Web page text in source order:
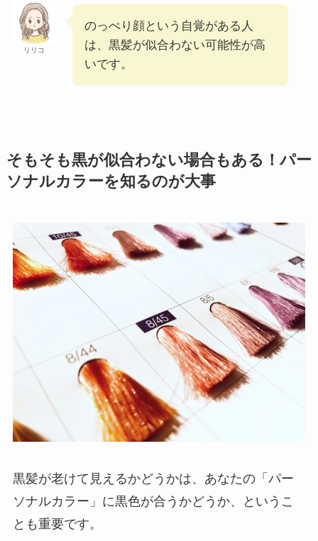
リリコ
のっぺり顔という自覚がある人
は、黒髪が似合わない可能性が高
いです。
そもそも黒が似合わない場合もある！パー
ソナルカラーを知るのが大事
黒髪が老けて見えるかどうかは、あなたの「パー
ソナルカラー」に黒色が合うかどうか、というこ
とも重要です。